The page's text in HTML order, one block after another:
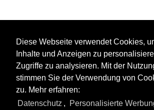
Diese Webseite verwendet Cookies,
Inhalte und Anzeigen zu
Zugriffe zu analysieren. Mit der
stimmen Sie der Verwendung von
zu. Mehr erfahren:
Datenschutz , Personalisierte